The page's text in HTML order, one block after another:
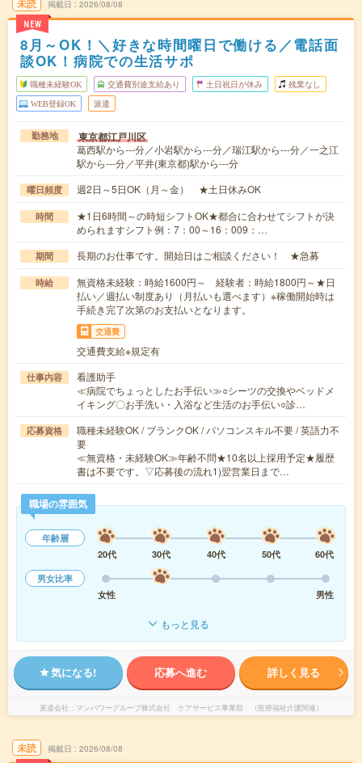
未読
NEW
掲載日 2026/08/08
8月～OK！＼好きな時間曜日で働ける／電話面
談OK！病院での生活サポ
職種未経験OK 交通費別途支給あり 土日祝日が休み 残業なし
WEB登録OK 派遣
勤務地 東京都江戸川区
葛西駅から---分／小岩駅から---分／瑞江駅から---分／一之江
駅から---分／平井(東京都)駅から---分
曜日頻度 週2日～5日OK（月～金） ★土日休みOK
時間
★1日6時間～の時短シフトOK★都合に合わせてシフトが決
められますシフト例：7：00～16：009：…
期間 長期のお仕事です。開始日はご相談ください！ ★急募
時給
無資格未経験：時給1600円～ 経験者：時給1800円～★日
払い／週払い制度あり（月払いも選べます）※稼働開始時は
手続き完了次第のお支払いとなります。
交通費
交通費支給※規定有
仕事内容
看護助手
≪病院でちょっとしたお手伝い≫○シーツの交換やベッドメ
イキング〇お手洗い・入浴など生活のお手伝い○診…
応募資格
職種未経験OK / ブランクOK / パソコンスキル不要 / 英語力不
要
≪無資格・未経験OK≫年齢不問★10名以上採用予定★履歴
書は不要です。▽応募後の流れ1)翌営業日まで…
職場の雰囲気
年齢層
20代
30代 40代 50代
60代
男女比率
女性
男性
もっと見る
気になる! 応募へ進む 詳しく見る
派遣会社 マンパワーグループ株式会社 ケアサービス事業部 （医療福祉介護関連）
未読 掲載日 2026/08/08